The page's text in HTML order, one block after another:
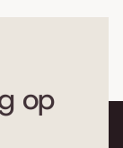
op